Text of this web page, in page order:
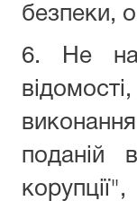
безпеки,
6. Не
поданій